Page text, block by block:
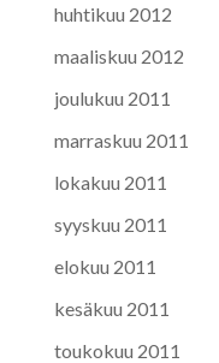
huhtikuu 2012
maaliskuu 2012
joulukuu 2011
marraskuu 2011
lokakuu 2011
syyskuu 2011
elokuu 2011
kesäkuu 2011
toukokuu 2011